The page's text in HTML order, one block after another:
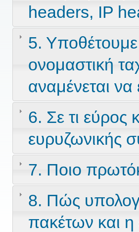
headers, IP
5. Υποθέτουμε
ονομαστική
αναμένεται
6. Σε τι εύρος
ευρυζωνικής
7. Ποιο
8. Πώς
πακέτων και